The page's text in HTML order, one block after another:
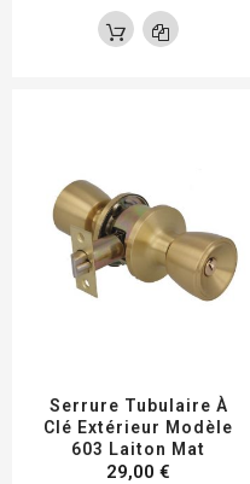
Serrure Tubulaire À
Clé Extérieur Modèle
603 Laiton Mat
29,00 €